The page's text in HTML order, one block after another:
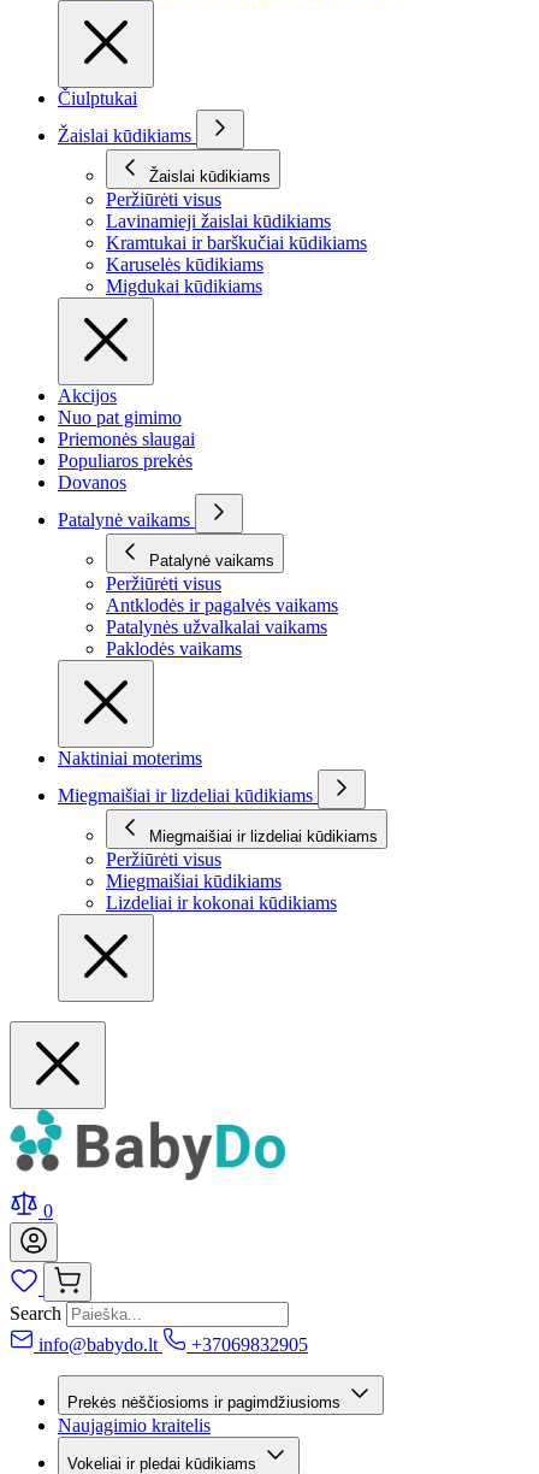
Čiulptukai
Žaislai kūdikiams
Žaislai kūdikiams
Peržiūrėti visus
Lavinamieji žaislai kūdikiams
Kramtukai ir barškučiai kūdikiams
Karuselės kūdikiams
Migdukai kūdikiams
Akcijos
Nuo pat gimimo
Priemonės slaugai
Populiaros prekės
Dovanos
Patalynė vaikams
Patalynė vaikams
Peržiūrėti visus
Antklodės ir pagalvės vaikams
Patalynės užvalkalai vaikams
Paklodės vaikams
Naktiniai moterims
Miegmaišiai ir lizdeliai kūdikiams
Miegmaišiai ir lizdeliai kūdikiams
Peržiūrėti visus
Miegmaišiai kūdikiams
Lizdeliai ir kokonai kūdikiams
0
Search
info@babydo.lt
+37069832905
Prekės nėščiosioms ir pagimdžiusioms
Naujagimio kraitelis
Vokeliai ir pledai kūdikiams